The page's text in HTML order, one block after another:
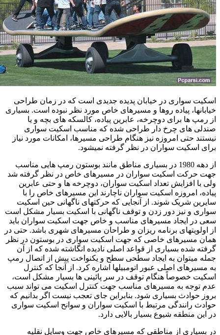
سواری در خیابان پدیده جدیدی است که در زمان طراحی
پیاده روها و مسیرهای خاص مورد نظر نبوده است. بسیاری
رمپ ها برای دوچرخه، عابرین پیاده، کالسکه های بچه و یا
های چرخ دار طراحی شده که مناسب اسکیت سواری
حتی امروزه نیز هنگام طراحی مسیرها، امکانات مورد نیاز
اسکیت سواران در نظر گرفته نمیشود.
از دهه 1980 در بسیاری مناطق مانند بوستون رمپ هایی مناسب
حرکت اسکیت سواران در مسیرهای خاص در نظر گرفته شد
با افزایش تعداد اسکیت سواران، دوچرخه ها و حتی عابرین
امروزه اسکیت سواران ناچارند این مسیرهای خاص را با
شریک شوند. از آنجایی که حرکتهای ناگهانی حین اسکیت
و نیز دور زدن و توقف ناگهانی با اسکیت بسیار مشکل است
در ایجاد مسیرهای مناسب و خاص جهت اسکیت سواران باید
اولویتهای برنامه ریزان و طراحان مسیرهای شهری باشد. حتی در
مسیرهای خاصی که جهت اسکیت سواری در بوستون در نظر
شده بسیاری از قواعد اصلی نادیده انگاشته شده که از آن
میتوان به ایجاد سطحی سطح و یکنواخت پیش از اتصال رمپ
مسیرهای اصلی عبور اتومبیلها اشاره کرد. از آنجا که کنترل
خصوصاً هنگام توقف در سر پائینی ها بسیار مشکل است،
توجه به مسیرهای مناسب جهت کنترل اسکیت می تواند سبب
حوادث بسیاری شود. بنابراین جای تعجب نیست اگر بدانیم که
رانندگی مرتبط با اسکیت سواران و سوانح اسکیت سواری
این منطقه شیوع بسیار بالایی دارد.
بسیاری از مناطقی که مسیرهای خاص جهت وسایل نقلیه